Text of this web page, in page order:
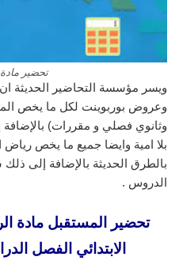
تحضير
ويسر مؤسسة التحاضير الحديثة
وعروض بوربوينت لكل ما يخص
وثانوي فصلي و مقررات) بالإضافة
بلا امية وايضا جميع ما يخص
بالطرق الحديثة بالإضافة إلى
الدروس .
تحضير المستقبل مادة
الابتدائي الفصل الدراسي